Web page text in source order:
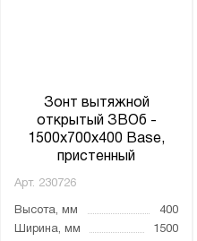
Зонт вытяжной
открытый ЗВОб -
1500x700x400 Base,
пристенный
Арт. 230726
Высота, мм
400
Ширина, мм
1500